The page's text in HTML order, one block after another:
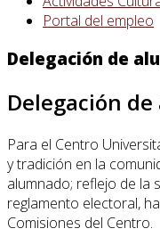
Portal del empleo
Delegación de
Delegación
Para el Centro
y tradición en la
alumnado; reflejo de la
reglamento electoral,
Comisiones del Centro.